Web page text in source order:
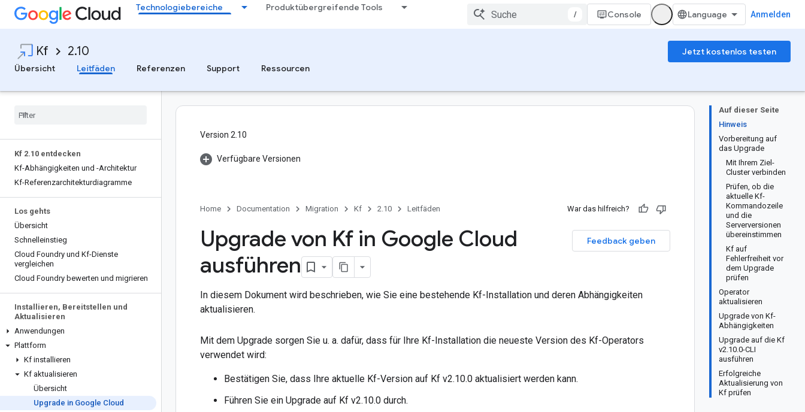
Technologiebereiche Produktübergreifende Tools
/ Console Anmelden
Kf 2.10
Jetzt kostenlos testen
Übersicht
Leitfäden Referenzen Support Ressourcen
Kf 2.10 entdecken
Kf-Abhängigkeiten und -Architektur
Kf-Referenzarchitekturdiagramme
Los gehts
Übersicht
Schnelleinstieg
Cloud Foundry und Kf-Dienste
vergleichen
Cloud Foundry bewerten und migrieren
Installieren, Bereitstellen und
Aktualisieren
Anwendungen
Plattform
Kf installieren
Kf aktualisieren
Übersicht
Upgrade in Google Cloud
Auf dieser Seite
Hinweis
Vorbereitung auf
das Upgrade
Mit Ihrem Ziel-
Cluster verbinden
Prüfen, ob die
aktuelle Kf-
Kommandozeile
und die
Serverversionen
übereinstimmen
Kf auf
Fehlerfreiheit vor
dem Upgrade
prüfen
Operator
aktualisieren
Upgrade von Kf-
Abhängigkeiten
Upgrade auf die Kf
v2.10.0-CLI
ausführen
Erfolgreiche
Aktualisierung von
Kf prüfen
Version 2.10
Verfügbare Versionen
Home Documentation Migration Kf 2.10 Leitfäden War das hilfreich?
Feedback geben
Upgrade von Kf in Google Cloud
ausführen
In diesem Dokument wird beschrieben, wie Sie eine bestehende Kf-Installation und deren Abhängigkeiten
aktualisieren.
Mit dem Upgrade sorgen Sie u. a. dafür, dass für Ihre Kf-Installation die neueste Version des Kf-Operators
verwendet wird:
Bestätigen Sie, dass Ihre aktuelle Kf-Version auf Kf v2.10.0 aktualisiert werden kann.
Führen Sie ein Upgrade auf Kf v2.10.0 durch.